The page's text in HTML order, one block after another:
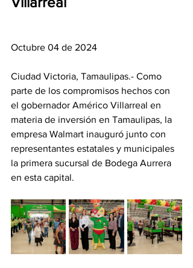
Octubre 04 de 2024
Ciudad Victoria, Tamaulipas.- Como
parte de los compromisos hechos con
el gobernador Américo Villarreal en
materia de inversión en Tamaulipas, la
empresa Walmart inauguró junto con
representantes estatales y municipales
la primera sucursal de Bodega Aurrera
en esta capital.